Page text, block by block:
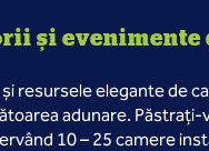
și evenimente
resursele elegante de
adunare. Păstrați-
10 – 25 camere